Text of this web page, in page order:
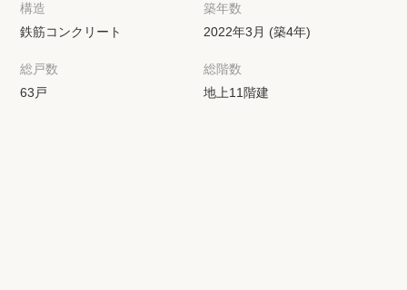
構造
鉄筋コンクリート
築年数
2022年3月 (築4年)
総戸数
63戸
総階数
地上11階建